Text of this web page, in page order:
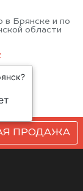
в Брянске и по
области
41
ПРОДАЖА